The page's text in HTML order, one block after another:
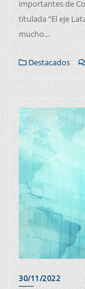
importantes de
titulada “El eje
mucho…
Destacados
30/11/2022